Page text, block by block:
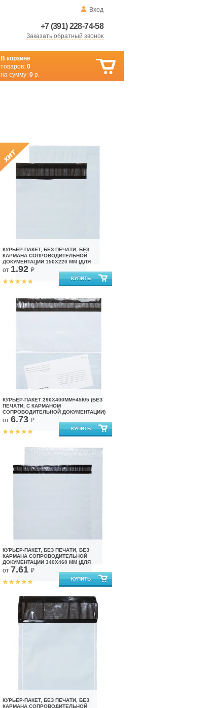
Вход
+7 (391) 228-74-58
Заказать обратный звонок
В корзине
товаров: 0
на сумму: 0 р.
КУРЬЕР-ПАКЕТ, БЕЗ ПЕЧАТИ, БЕЗ
КАРМАНА СОПРОВОДИТЕЛЬНОЙ
ДОКУМЕНТАЦИИ 150Х220 ММ (ДЛЯ
МАРКЕТПЛЕЙСОВ)
от 1.92 ₽
КУРЬЕР-ПАКЕТ 290Х400ММ+45К/5 (БЕЗ
ПЕЧАТИ, С КАРМАНОМ
СОПРОВОДИТЕЛЬНОЙ ДОКУМЕНТАЦИИ)
от 6.73 ₽
КУРЬЕР-ПАКЕТ, БЕЗ ПЕЧАТИ, БЕЗ
КАРМАНА СОПРОВОДИТЕЛЬНОЙ
ДОКУМЕНТАЦИИ 340X460 ММ (ДЛЯ
МАРКЕТПЛЕЙСОВ)
от 7.61 ₽
КУРЬЕР-ПАКЕТ, БЕЗ ПЕЧАТИ, БЕЗ
КАРМАНА СОПРОВОДИТЕЛЬНОЙ